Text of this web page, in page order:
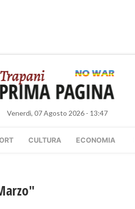
Venerdì, 07 Agosto 2026 - 13:47
CULTURA ECONOMIA